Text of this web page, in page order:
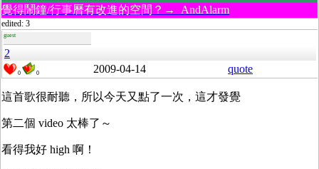
覺得鬧鐘/行事曆有改進的空間？→ AndAlarm
edited: 3
guest
2
0 0 2009-04-14 quote
這首歌很耐聽，所以今天又點了一次，這才發覺
第二個 video 太棒了～
看得我好 high 啊！